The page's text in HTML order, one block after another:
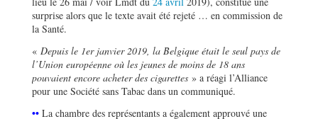
surprise alors que le texte avait été rejeté … en commission de
la Santé.
« Depuis le 1er janvier 2019, la Belgique était le seul pays de
l’Union européenne où les jeunes de moins de 18 ans
pouvaient encore acheter des cigarettes » a réagi l’Alliance
pour une Société sans Tabac dans un communiqué.
•• La chambre des représentants a également approuvé une